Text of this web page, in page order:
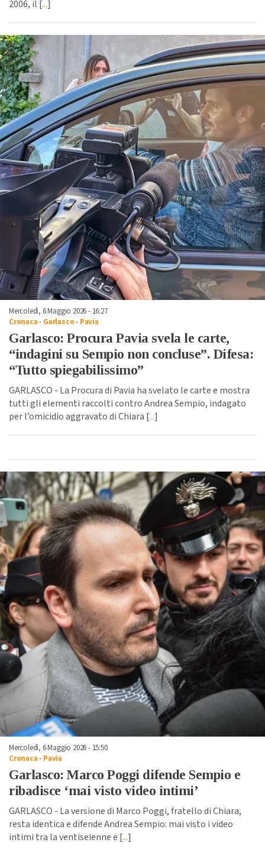
2006, il [...]
Mercoledì, 6 Maggio 2026 - 16:27
Cronaca- Garlasco- Pavia
Garlasco: Procura Pavia svela le carte,
“indagini su Sempio non concluse”. Difesa:
“Tutto spiegabilissimo”
GARLASCO - La Procura di Pavia ha svelato le carte e mostra
tutti gli elementi raccolti contro Andrea Sempio, indagato
per l’omicidio aggravato di Chiara [...]
Mercoledì, 6 Maggio 2026 - 15:50
Cronaca- Pavia
Garlasco: Marco Poggi difende Sempio e
ribadisce ‘mai visto video intimi’
GARLASCO - La versione di Marco Poggi, fratello di Chiara,
resta identica e difende Andrea Sempio: mai visto i video
intimi tra la ventiseienne e [...]